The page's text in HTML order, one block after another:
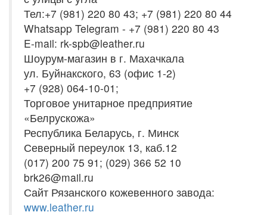
Тел:+7 (981) 220 80 43; +7 (981) 220 80 44
Whatsapp Telegram - +7 (981) 220 80 43
E-mail: rk-spb@leather.ru
Шоурум-магазин в г. Махачкала
ул. Буйнакского, 63 (офис 1-2)
+7 (928) 064-10-01;
Торговое унитарное предприятие
«Белрускожа»
Республика Беларусь, г. Минск
Северный переулок 13, каб.12
(017) 200 75 91; (029) 366 52 10
brk26@mail.ru
Сайт Рязанского кожевенного завода:
www.leather.ru